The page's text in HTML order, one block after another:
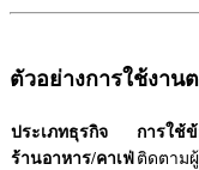
ตัวอย่างการใช้งาน
ประเภทธุรกิจ
การใช้
ร้านอาหาร/คาเฟ่ ติดตาม